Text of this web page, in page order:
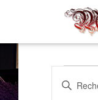
Saisir
mot-